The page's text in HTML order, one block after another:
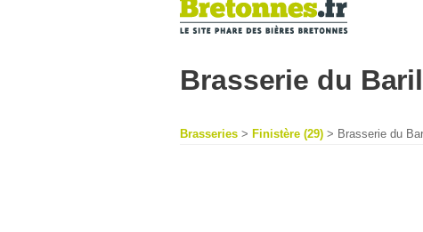
Brasserie du Baril
Brasseries > Finistère (29) > Brasserie du